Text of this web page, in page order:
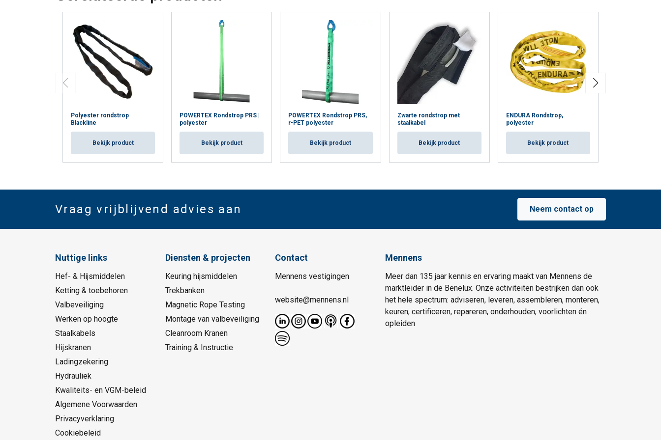
Polyester rondstrop
Blackline
Bekijk product
POWERTEX Rondstrop PRS |
polyester
Bekijk product
POWERTEX Rondstrop PRS,
r-PET polyester
Bekijk product
Zwarte rondstrop met
staalkabel
Bekijk product
ENDURA Rondstrop,
polyester
Bekijk product
Vraag vrijblijvend advies aan Neem contact op
Nuttige links
Hef- & Hijsmiddelen
Ketting & toebehoren
Valbeveiliging
Werken op hoogte
Staalkabels
Hijskranen
Ladingzekering
Hydrauliek
Kwaliteits- en VGM-beleid
Algemene Voorwaarden
Privacyverklaring
Cookiebeleid
Diensten & projecten
Keuring hijsmiddelen
Trekbanken
Magnetic Rope Testing
Montage van valbeveiliging
Cleanroom Kranen
Training & Instructie
Contact
Mennens vestigingen
website@mennens.nl
Mennens
Meer dan 135 jaar kennis en ervaring maakt van Mennens de
marktleider in de Benelux. Onze activiteiten bestrijken dan ook
het hele spectrum: adviseren, leveren, assembleren, monteren,
keuren, certificeren, repareren, onderhouden, voorlichten én
opleiden